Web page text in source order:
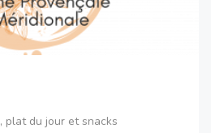
plat du jour et snacks